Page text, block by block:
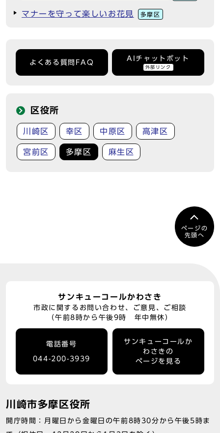
マナーを守って楽しいお花見 多摩区
よくある質問FAQ
AIチャットボット
外部リンク
区役所
川崎区 幸区 中原区 高津区
宮前区 多摩区 麻生区
ページの
先頭へ
サンキューコールかわさき
市政に関するお問い合わせ、ご意見、ご相談
（午前8時から午後9時 年中無休）
電話番号
044-200-3939
サンキューコールか
わさきの
ページを見る
川崎市多摩区役所
開庁時間：月曜日から金曜日の午前8時30分から午後5時ま